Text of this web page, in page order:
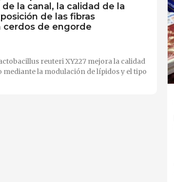
la canal, la calidad de la
de las fibras
cerdos de engorde
reuteri XY227 mejora la calidad
mediante la modulación de lípidos y el tipo